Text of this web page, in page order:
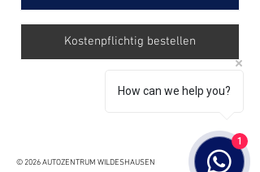
Kostenpflichtig bestellen
© 2026 AUTOZENTRUM WILDESHAUSEN
How can we help you?
1